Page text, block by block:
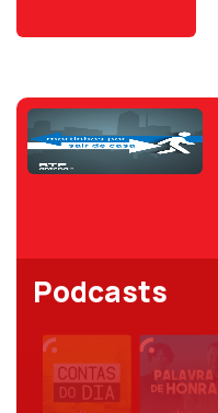
Podcasts